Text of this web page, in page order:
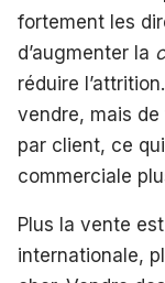
fortement les
d’augmenter la
réduire
vendre, mais de
par client, ce
commerciale
Plus la vente
internationale,